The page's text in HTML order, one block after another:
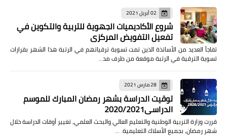
02 أبريل 2021
شروع الأكاديميات الجهوية للتربية والتكوين في
تفعيل التفويض المركزي
تفاجأ العديد من الأساتذة الذين تمت تسوية ترقياتهم في الرتبة هذا الشهر بقرارات
تسوية الترقية في الرتبة موقعة من طرف مد…
28 مارس 2021
توقيت الدراسة بشهر رمضان المبارك للموسم
الدراسي2020/2021
قررت وزارة التربية الوطنية والتعليم العالي والبحث العلمي، تغيير أوقات الدراسة خلال
شهر رمضان، بجميع الأسلاك التعليمية. …